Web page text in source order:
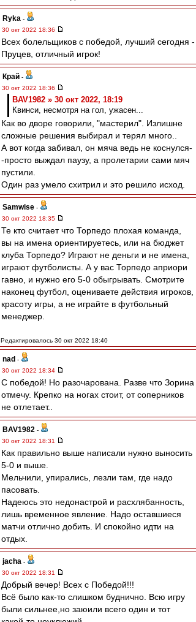
Ryka -
30 окт 2022 18:36
Всех болельщиков с победой, лучший сегодня -
Пруцев, отличный игрок!
Край -
30 окт 2022 18:36
BAV1982 » 30 окт 2022, 18:19
Квинси, несмотря на гол, ужасен...
Как во дворе говорили, "мастерил". Излишне
сложные решения выбирал и терял много..
А вот когда забивал, он мяча ведь не коснулся-
-просто выждал паузу, а пролетарии сами мяч
пустили.
Один раз умело схитрил и это решило исход.
Samwise -
30 окт 2022 18:35
Те кто считает что Торпедо плохая команда,
вы на имена ориентируетесь, или на бюджет
клуба Торпедо? Играют не деньги и не имена,
играют футболисты. А у вас Торпедо априори
гавно, и нужно его 5-0 обыгрывать. Смотрите
наконец футбол, оцениваете действия игроков,
красоту игры, а не играйте в футбольный
менеджер.
Редактировалось 30 окт 2022 18:40
nad -
30 окт 2022 18:34
С победой! Но разочарована. Разве что Зорина
отмечу. Крепко на ногах стоит, от соперников
не отлетает..
BAV1982 -
30 окт 2022 18:31
Как правильно выше написали нужно выносить
5-0 и выше.
Мельчили, упирались, лезли там, где надо
пасовать.
Надеюсь это недонастрой и расхлябанность,
лишь временное явление. Надо оставшиеся
матчи отлично добить. И спокойно идти на
отдых.
jacha -
30 окт 2022 18:31
Добрый вечер! Всех с Победой!!!
Всё было как-то слишком буднично. Всю игру
были сильнее,но заюили всего один и тот